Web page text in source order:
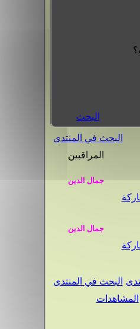
البحث
البحث في المنتدى
المراقبين
البحث في المنتدى
المشاهدات